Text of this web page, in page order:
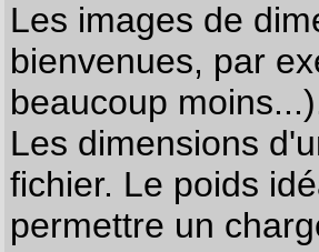
Les images de
bienvenues, par
beaucoup
Les dimensions
fichier. Le poids
permettre un